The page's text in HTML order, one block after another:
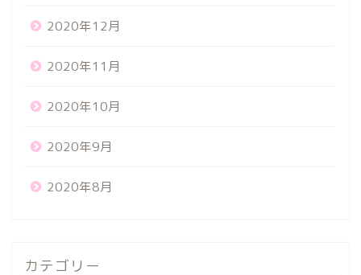
2020年12月
2020年11月
2020年10月
2020年9月
2020年8月
カテゴリー